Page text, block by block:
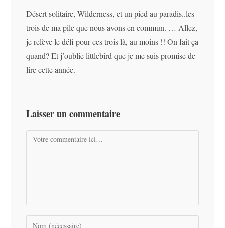
Désert solitaire, Wilderness, et un pied au paradis..les
trois de ma pile que nous avons en commun. … Allez,
je relève le défi pour ces trois là, au moins !! On fait ça
quand? Et j’oublie littlebird que je me suis promise de
lire cette année.
Laisser un commentaire
Comment
Enter